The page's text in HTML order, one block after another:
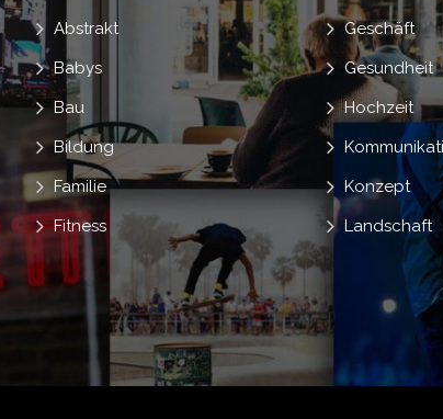
Abstrakt
Babys
Bau
Bildung
Familie
Fitness
Geschäft
Gesundheit
Hochzeit
Konzept
Landschaft